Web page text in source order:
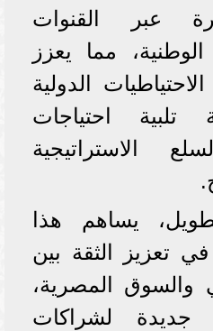
عبر القنوات
مما يعزز
الدولية
تلبية احتياجات
الاستراتيجية
يساهم هذا
تعزيز الثقة بين
والسوق المصرية،
جديدة لشراكات